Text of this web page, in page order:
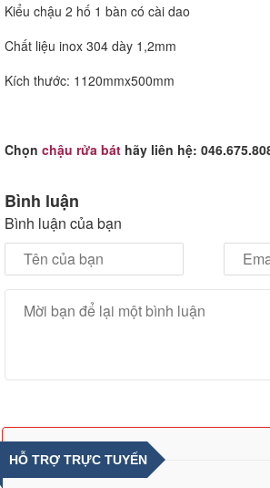
Kiểu chậu 2 hố 1 bàn có cài dao
Chất liệu inox 304 dày 1,2mm
Kích thước: 1120mmx500mm
Chọn chậu rửa bát hãy liên hệ:
Bình luận
Bình luận của bạn
HỖ TRỢ TRỰC TUYẾN